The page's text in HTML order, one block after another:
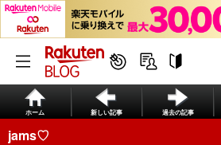
ホーム 新しい記事 過去の記事
jams♡